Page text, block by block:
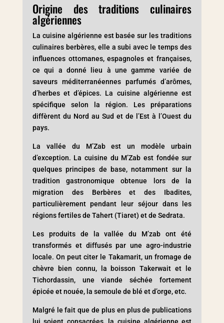
Origine des traditions culinaires
algériennes
La cuisine algérienne est basée sur les traditions
culinaires berbères, elle a subi avec le temps des
influences ottomanes, espagnoles et françaises,
ce qui a donné lieu à une gamme variée de
saveurs méditerranéennes parfumés d’arômes,
d’herbes et d’épices. La cuisine algérienne est
spécifique selon la région. Les préparations
diffèrent du Nord au Sud et de l’Est à l’Ouest du
pays.
La vallée du M’Zab est un modèle urbain
d’exception. La cuisine du M’Zab est fondée sur
quelques principes de base, notamment sur la
tradition gastronomique obtenue lors de la
migration des Berbères et des Ibadites,
particulièrement pendant leur séjour dans les
régions fertiles de Tahert (Tiaret) et de Sedrata.
Les produits de la vallée du M’zab ont été
transformés et diffusés par une agro-industrie
locale. On peut citer le Takamarit, un fromage de
chèvre bien connu, la boisson Takerwait et le
Tichordassin, une viande séchée fortement
épicée et nouée, la semoule de blé et d’orge, etc.
Malgré le fait que de plus en plus de publications